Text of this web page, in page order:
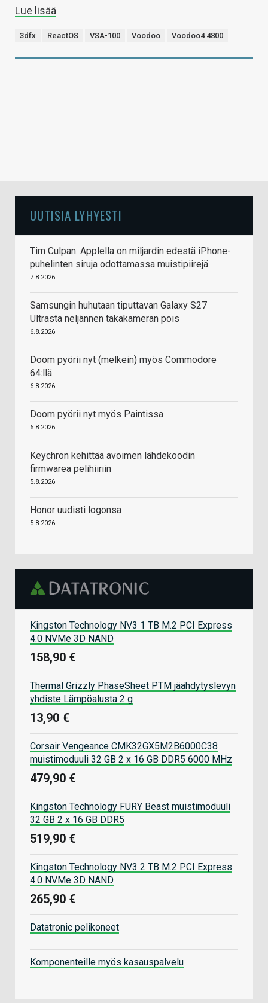
Lue lisää
3dfx ReactOS VSA-100 Voodoo Voodoo4 4800
UUTISIA LYHYESTI
Tim Culpan: Applella on miljardin edestä iPhone-
puhelinten siruja odottamassa muistipiirejä
7.8.2026
Samsungin huhutaan tiputtavan Galaxy S27
Ultrasta neljännen takakameran pois
6.8.2026
Doom pyörii nyt (melkein) myös Commodore
64:llä
6.8.2026
Doom pyörii nyt myös Paintissa
6.8.2026
Keychron kehittää avoimen lähdekoodin
firmwarea pelihiiriin
5.8.2026
Honor uudisti logonsa
5.8.2026
Kingston Technology NV3 1 TB M.2 PCI Express
4.0 NVMe 3D NAND
158,90 €
Thermal Grizzly PhaseSheet PTM jäähdytyslevyn
yhdiste Lämpöalusta 2 g
13,90 €
Corsair Vengeance CMK32GX5M2B6000C38
muistimoduuli 32 GB 2 x 16 GB DDR5 6000 MHz
479,90 €
Kingston Technology FURY Beast muistimoduuli
32 GB 2 x 16 GB DDR5
519,90 €
Kingston Technology NV3 2 TB M.2 PCI Express
4.0 NVMe 3D NAND
265,90 €
Datatronic pelikoneet
Komponenteille myös kasauspalvelu